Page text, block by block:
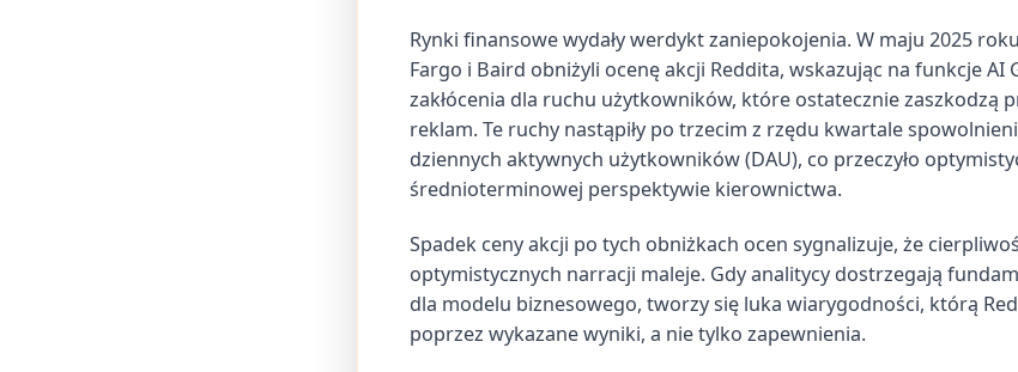
Rynki finansowe wydały werdykt zaniepokojenia. W maju 2025
Fargo i Baird obniżyli ocenę akcji Reddita, wskazując na funkcje AI
zakłócenia dla ruchu użytkowników, które ostatecznie zaszkodzą
reklam. Te ruchy nastąpiły po trzecim z rzędu kwartale
dziennych aktywnych użytkowników (DAU), co przeczyło
średnioterminowej perspektywie kierownictwa.
Spadek ceny akcji po tych obniżkach ocen sygnalizuje, że
optymistycznych narracji maleje. Gdy analitycy dostrzegają
dla modelu biznesowego, tworzy się luka wiarygodności, którą
poprzez wykazane wyniki, a nie tylko zapewnienia.